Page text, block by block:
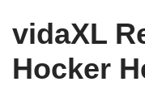
vidaXL
Hocker